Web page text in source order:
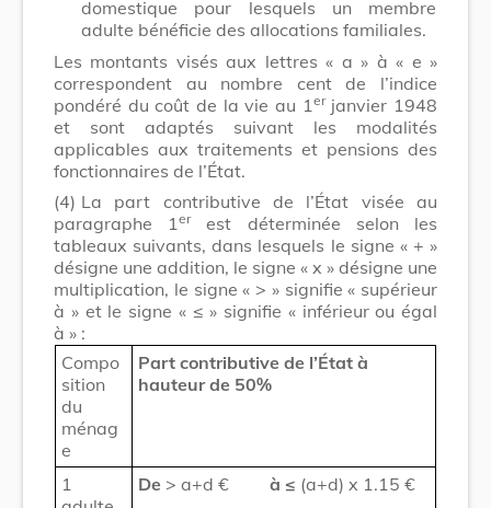
domestique pour lesquels un membre
adulte bénéficie des allocations familiales.
Les montants visés aux lettres « a » à « e »
correspondent au nombre cent de l’indice
pondéré du coût de la vie au 1 erjanvier 1948
et sont adaptés suivant les modalités
applicables aux traitements et pensions des
fonctionnaires de l’État.
(4) La part contributive de l’État visée au
paragraphe 1erest déterminée selon les
tableaux suivants, dans lesquels le signe « + »
désigne une addition, le signe « x » désigne une
multiplication, le signe « > » signifie « supérieur
à » et le signe « ≤ » signifie « inférieur ou égal
à » :
Compo
sition
du
ménag
e
Part contributive de l’État à
hauteur de 50%
1
De > a+d € à ≤ (a+d) x 1.15 €